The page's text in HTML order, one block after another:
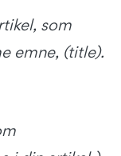
som
emne, (title).